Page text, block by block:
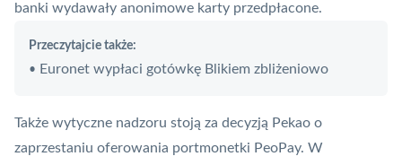
banki wydawały anonimowe karty przedpłacone.
Przeczytajcie także:
• Euronet wypłaci gotówkę Blikiem zbliżeniowo
Także wytyczne nadzoru stoją za decyzją Pekao o
zaprzestaniu oferowania portmonetki PeoPay. W